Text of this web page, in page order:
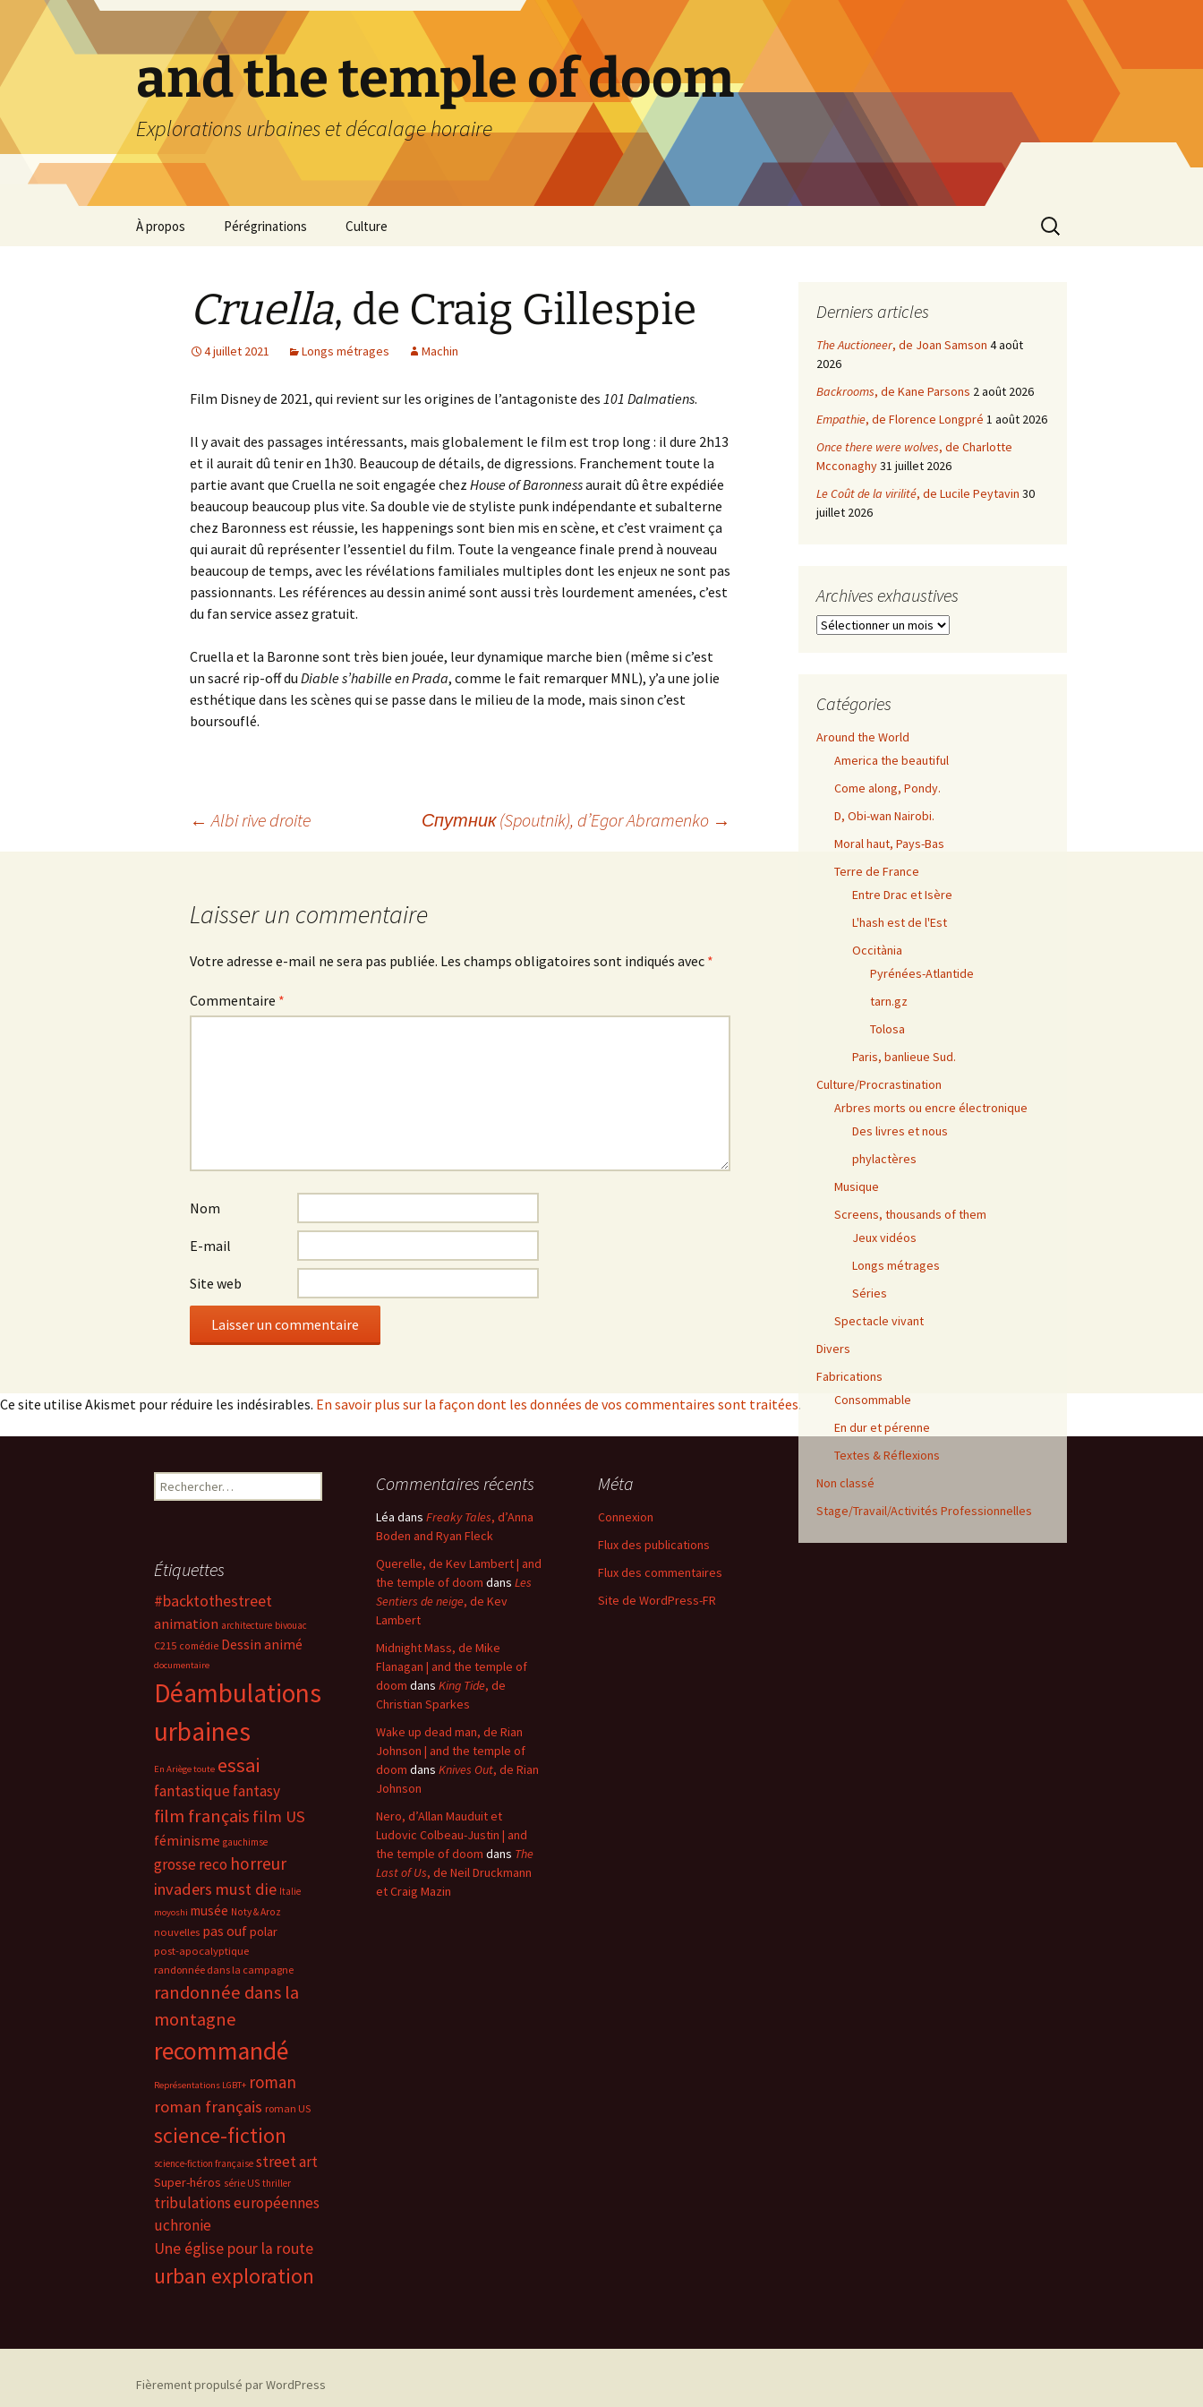
contenu
and the temple of doom
Explorations urbaines et décalage horaire
À propos Pérégrinations Culture
Rechercher :
Cruella, de Craig Gillespie
4 juillet 2021 Longs métrages Machin
Film Disney de 2021, qui revient sur les origines de l’antagoniste des 101 Dalmatiens.
Il y avait des passages intéressants, mais globalement le film est trop long : il dure 2h13
et il aurait dû tenir en 1h30. Beaucoup de détails, de digressions. Franchement toute la
partie avant que Cruella ne soit engagée chez House of Baronnessaurait dû être expédiée
beaucoup beaucoup plus vite. Sa double vie de styliste punk indépendante et subalterne
chez Baronness est réussie, les happenings sont bien mis en scène, et c’est vraiment ça
qui aurait dû représenter l’essentiel du film. Toute la vengeance finale prend à nouveau
beaucoup de temps, avec les révélations familiales multiples dont les enjeux ne sont pas
passionnants. Les références au dessin animé sont aussi très lourdement amenées, c’est
du fan service assez gratuit.
Cruella et la Baronne sont très bien jouée, leur dynamique marche bien (même si c’est
un sacré rip-off du Diable s’habille en Prada, comme le fait remarquer MNL), y’a une jolie
esthétique dans les scènes qui se passe dans le milieu de la mode, mais sinon c’est
boursouflé.
Navigation
← Albi rive droite Спутник(Spoutnik), d’Egor Abramenko →
Laisser un commentaire
Votre adresse e-mail ne sera pas publiée. Les champs obligatoires sont indiqués avec *
Commentaire *
Nom
E-mail
Site web
Ce site utilise Akismet pour réduire les indésirables. En savoir plus sur la façon dont les données de vos commentaires sont traitées.
Derniers articles
The Auctioneer, de Joan Samson 4 août
2026
Backrooms, de Kane Parsons 2 août 2026
Empathie, de Florence Longpré 1 août 2026
Once there were wolves, de Charlotte
Mcconaghy31 juillet 2026
Le Coût de la virilité, de Lucile Peytavin 30
juillet 2026
Archives exhaustives
Archives
Catégories
Around the World
America the beautiful
Come along, Pondy.
D, Obi-wan Nairobi.
Moral haut, Pays-Bas
Terre de France
Entre Drac et Isère
L'hash est de l'Est
Occitània
Pyrénées-Atlantide
tarn.gz
Tolosa
Paris, banlieue Sud.
Culture/Procrastination
Arbres morts ou encre électronique
Des livres et nous
phylactères
Musique
Screens, thousands of them
Jeux vidéos
Longs métrages
Séries
Spectacle vivant
Divers
Fabrications
Consommable
En dur et pérenne
Textes & Réflexions
Non classé
Stage/Travail/Activités Professionnelles
Rechercher : Commentaires récents
Léa dans Freaky Tales, d’Anna
Boden and Ryan Fleck
Querelle, de Kev Lambert | and
the temple of doom dans Les
Sentiers de neige, de Kev
Lambert
Midnight Mass, de Mike
Flanagan | and the temple of
doom dans King Tide, de
Christian Sparkes
Wake up dead man, de Rian
Johnson | and the temple of
doom dans Knives Out, de Rian
Johnson
Nero, d’Allan Mauduit et
Ludovic Colbeau-Justin | and
the temple of doom dans The
Last of Us, de Neil Druckmann
et Craig Mazin
Méta
Connexion
Flux des publications
Flux des commentaires
Site de WordPress-FR
Étiquettes
#backtothestreet
animation architecture bivouac
C215 comédie Dessin animé
documentaire
Déambulations
urbaines
En Ariège toute essai
fantastiquefantasy
film français film US
féminisme gauchimse
grosse reco horreur
invaders must die Italie
moyoshi musée Noty & Aroz
nouvelles pas oufpolar
post-apocalyptique
randonnée dans la campagne
randonnée dans la
montagne
recommandé
Représentations LGBT+ roman
roman français roman US
science-fiction
science-fiction française street art
Super-héros série US thriller
tribulations européennes
uchronie
Une église pour la route
urban exploration
Fièrement propulsé par WordPress